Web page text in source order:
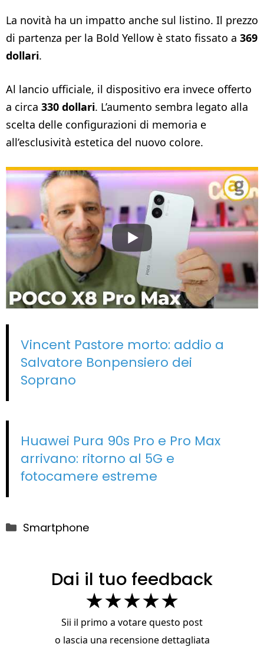
La novità ha un impatto anche sul listino. Il prezzo
di partenza per la Bold Yellow è stato fissato a 369
dollari.
Al lancio ufficiale, il dispositivo era invece offerto
a circa 330 dollari. L’aumento sembra legato alla
scelta delle configurazioni di memoria e
all’esclusività estetica del nuovo colore.
Vincent Pastore morto: addio a
Salvatore Bonpensiero dei
Soprano
Huawei Pura 90s Pro e Pro Max
arrivano: ritorno al 5G e
fotocamere estreme
Categorie
Smartphone
Dai il tuo feedback
★★★★★
Sii il primo a votare questo post
o lascia una recensione dettagliata